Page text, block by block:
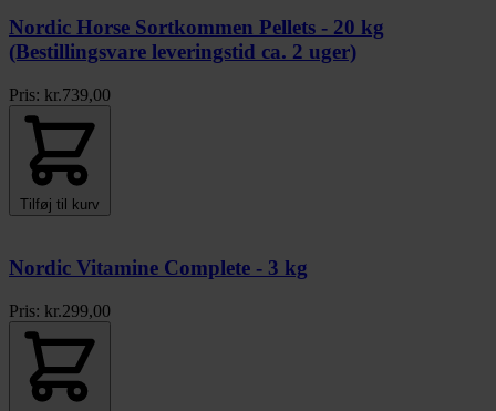
Nordic Horse Sortkommen Pellets - 20 kg
(Bestillingsvare leveringstid ca. 2 uger)
Pris: kr.739,00
Tilføj til kurv
Nordic Vitamine Complete - 3 kg
Pris: kr.299,00